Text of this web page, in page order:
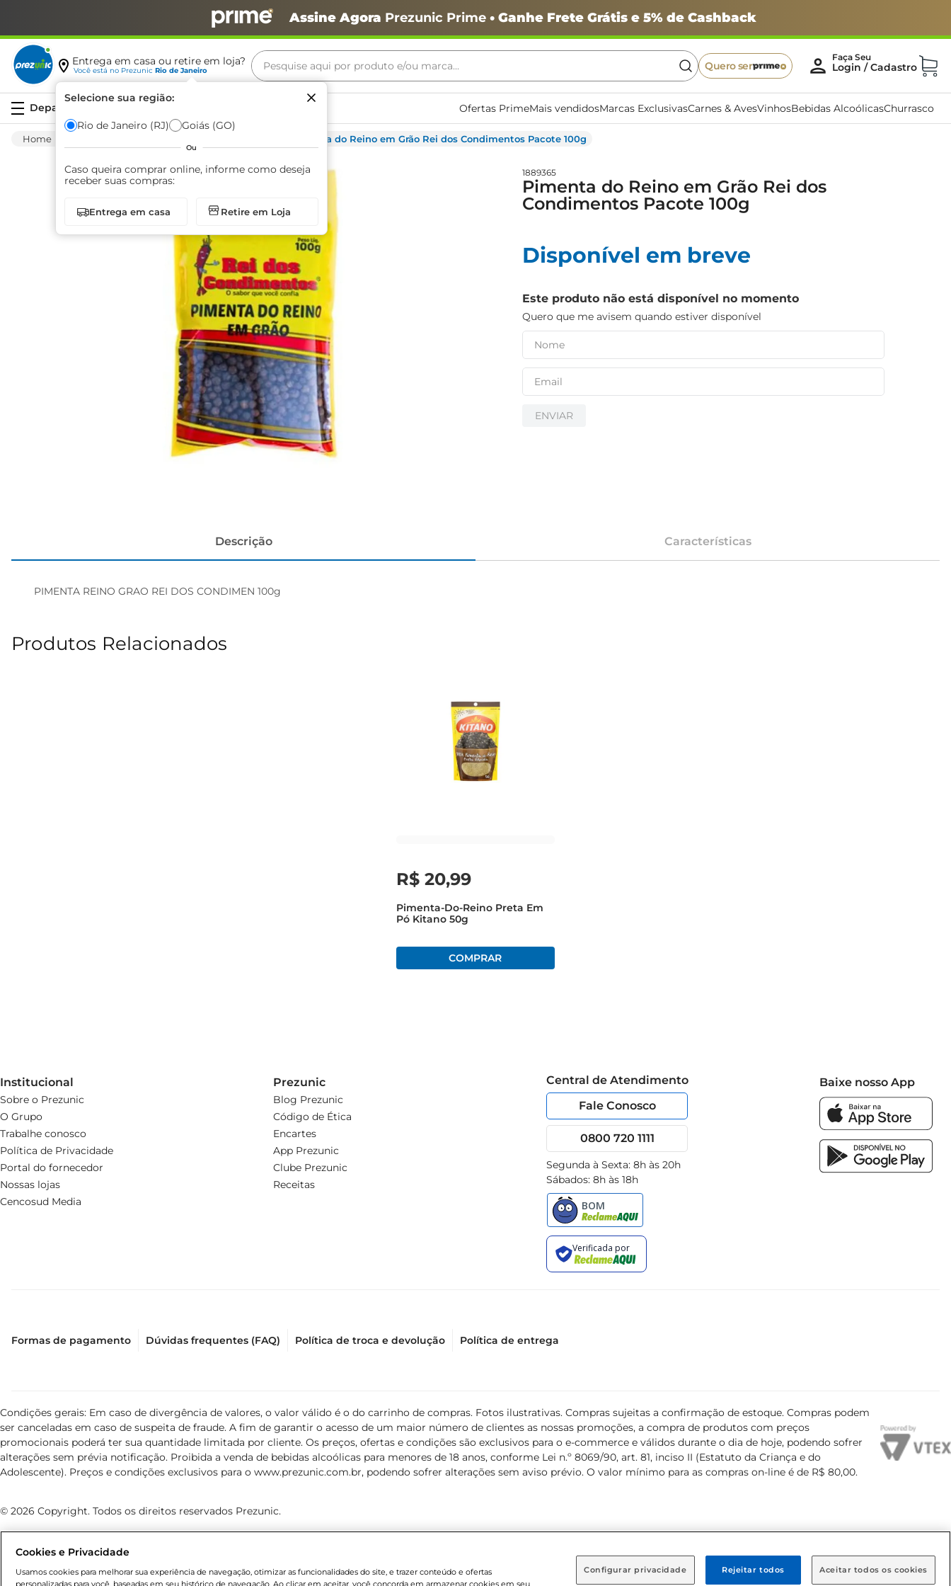
Assine Agora Prezunic Prime• Ganhe Frete Grátis e 5% de Cashback
Entrega em casa ou retire em loja?
Você está no Prezunic Rio de Janeiro
Selecione sua região:
Rio de Janeiro (RJ) Goiás (GO)
Ou
Caso queira comprar online, informe como deseja
receber suas compras:
Entrega em casa Retire em Loja
Pesquise aqui por produto e/ou marca...
Quero ser
Ofertas PrimeMais vendidosMarcas ExclusivasCarnes & AvesVinhosBebidas AlcoólicasChurrasco
Pimenta do Reino em Grão Rei dos Condimentos Pacote 100g
1889365
Pimenta do Reino em Grão Rei dos
Condimentos Pacote 100g
Disponível em breve
Este produto não está disponível no momento
Quero que me avisem quando estiver disponível
ENVIAR
Descrição Características
PIMENTA REINO GRAO REI DOS CONDIMEN 100g
Produtos Relacionados
R$ 20,99
Pimenta-Do-Reino Preta Em
Pó Kitano 50g
Institucional
Sobre o Prezunic
O Grupo
Trabalhe conosco
Política de Privacidade
Portal do fornecedor
Nossas lojas
Cencosud Media
Prezunic
Blog Prezunic
Código de Ética
Encartes
App Prezunic
Clube Prezunic
Receitas
Central de Atendimento
Fale Conosco
0800 720 1111
Segunda à Sexta: 8h às 20h
Sábados: 8h às 18h
Baixe nosso App
Formas de pagamento Dúvidas frequentes (FAQ) Política de troca e devolução Política de entrega
Condições gerais: Em caso de divergência de valores, o valor válido é o do carrinho de compras. Fotos ilustrativas. Compras sujeitas a confirmação de estoque. Compras podem
ser canceladas em caso de suspeita de fraude. A fim de garantir o acesso de um maior número de clientes as nossas promoções, a compra de produtos com preços
promocionais poderá ter sua quantidade limitada por cliente. Os preços, ofertas e condições são exclusivos para o e-commerce e válidos durante o dia de hoje, podendo sofrer
alterações sem prévia notificação. Proibida a venda de bebidas alcoólicas para menores de 18 anos, conforme Lei n.º 8069/90, art. 81, inciso II (Estatuto da Criança e do
Adolescente). Preços e condições exclusivos para o www.prezunic.com.br, podendo sofrer alterações sem aviso prévio. O valor mínimo para as compras on-line é de R$ 80,00.
© 2026 Copyright. Todos os direitos reservados Prezunic.
Termos mais buscados
café
biscoito
azeite
arroz
iogurte
papel higiênico
cerveja
Cookies e Privacidade
Usamos cookies para melhorar sua experiência de navegação, otimizar as funcionalidades do site, e trazer conteúdo e ofertas
personalizadas para você, baseadas em seu histórico de navegação. Ao clicar em aceitar, você concorda em armazenar cookies em seu
Configurar privacidade Rejeitar todos Aceitar todos os cookies